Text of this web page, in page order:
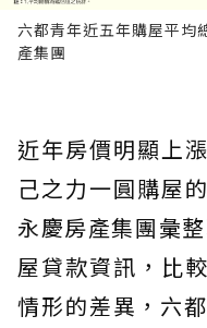
六都青年近五年購屋平均
產集團
近年房價明顯上
己之力一圓購屋
永慶房產集團彙
屋貸款資訊，比
情形的差異，六